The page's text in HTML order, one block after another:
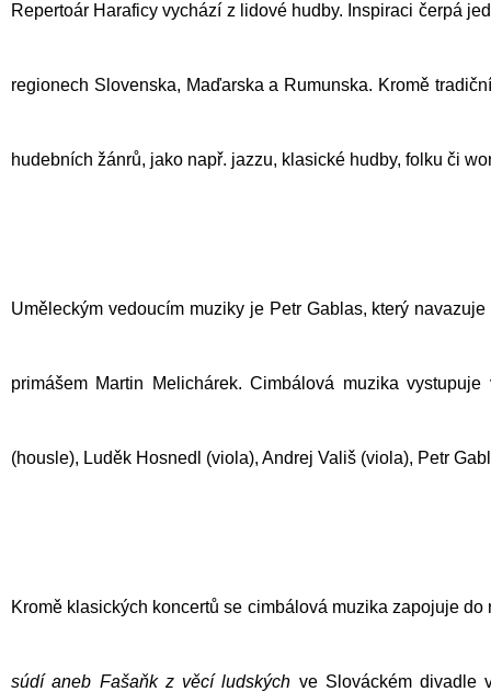
Repertoár Haraficy vychází z lidové hudby. Inspiraci čerpá
regionech Slovenska, Maďarska a Rumunska. Kromě
hudebních žánrů, jako např. jazzu, klasické hudby, folku či
Uměleckým vedoucím muziky je Petr Gablas, který
primášem Martin Melichárek. Cimbálová muzika
(housle), Luděk Hosnedl (viola), Andrej Vališ (viola), Petr
Kromě klasických koncertů se cimbálová muzika zapojuje
súdí aneb Fašaňk z věcí ludských ve Slováckém divadle